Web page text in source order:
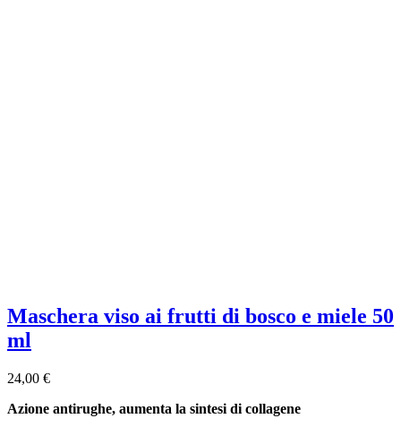
Maschera viso ai frutti di bosco e miele 50
ml
24,00 €
Azione antirughe, aumenta la sintesi di collagene